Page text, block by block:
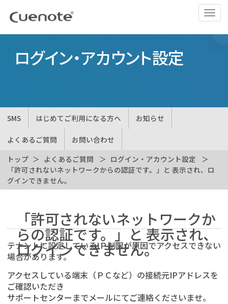
ナ
ビ
ゲ
切
ログイン・アカウント設定
SMS はじめてご利用になる方へ お知らせ
よくあるご質問
お問い合わせ
トップ
よくあるご質問
ログイン・アカウント設定
「許可されないネットワークからの認証です。」と 表示され、ロ
グインできません。
「許可されないネットワークか
らの認証です。」と 表示され、
ログインできません。
テナントに設定しているIＰ制限が原因でアクセスできない
場合があります。
アクセスしている端末（ＰＣなど）の接続元IPアドレスを
ご確認いただき
サポートセンターまでメールにてご連絡くださいませ。